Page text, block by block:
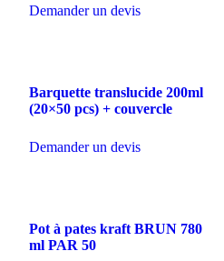
Demander un devis
Barquette translucide 200ml
(20×50 pcs) + couvercle
Demander un devis
Pot à pates kraft BRUN 780
ml PAR 50